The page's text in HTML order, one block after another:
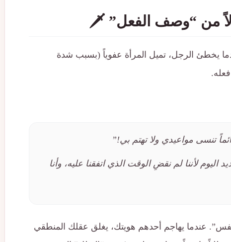
أثناء الغضب. عندما يخطئ الرجل، تميل المرأة عفوياً (بسبب شدة
تنسى مواعيدي ولا تهتم بي!”
لأننا لم نقضِ الوقت الذي اتفقنا عليه، وأنا
عندما يهاجم أحدهم هويتك، يغلق عقلك المنطقي